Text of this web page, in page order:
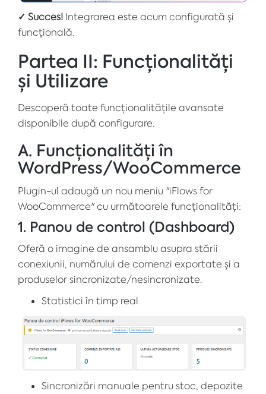
✓ Succes! Integrarea este acum configurată și
funcțională.
Partea II: Funcționalități
și Utilizare
Descoperă toate funcționalitățile avansate
disponibile după configurare.
A. Funcționalități în
WordPress/WooCommerce
Plugin-ul adaugă un nou meniu "iFlows for
WooCommerce" cu următoarele funcționalități:
1. Panou de control (Dashboard)
Oferă o imagine de ansamblu asupra stării
conexiunii, numărului de comenzi exportate și a
produselor sincronizate/nesincronizate.
Statistici în timp real
Sincronizări manuale pentru stoc, depozite